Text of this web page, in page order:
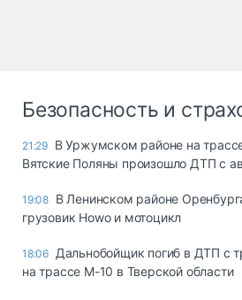
Безопасность и
21:29 В Уржумском районе на
Вятские Поляны произошло ДТП с
19:08 В Ленинском районе
грузовик Howo и мотоцикл
18:06 Дальнобойщик погиб в ДТП с
на трассе М-10 в Тверской области